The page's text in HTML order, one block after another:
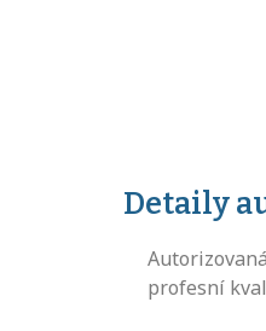
Detaily
profesní